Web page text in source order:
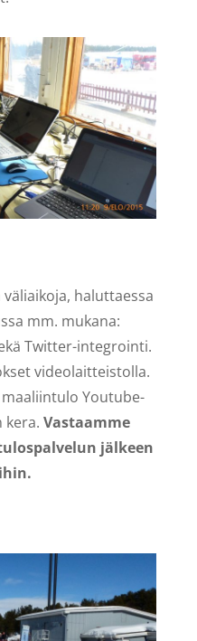
haluttaessa
mm. mukana:
Twitter-integrointi.
videolaitteistolla.
Youtube-
kera. Vastaamme
jälkeen